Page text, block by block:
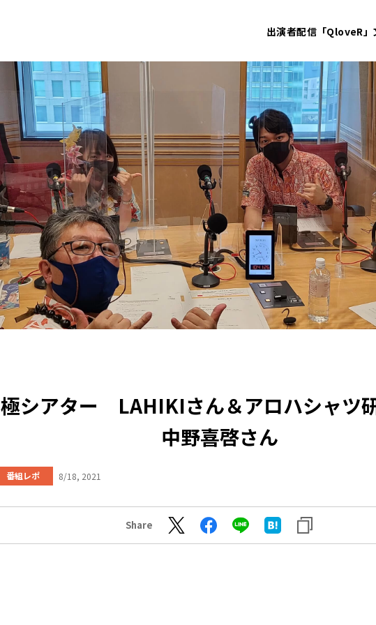
出演者配信「QloveR」
極シアター LAHIKIさん＆アロハシャ
中野喜啓さん
番組レポ 8/18, 2021
Share